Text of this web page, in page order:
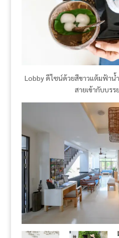
Lobby ดีไซน์ด้วยสีขาวแต้มฟ้าน้
สายเข้ากับบรร